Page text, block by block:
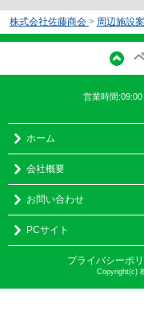
株式会社佐藤商会 > 周辺施設
営業時間
ホーム
会社概要
お問い合わせ
PCサイト
プライバシーポ
Copyright(c)